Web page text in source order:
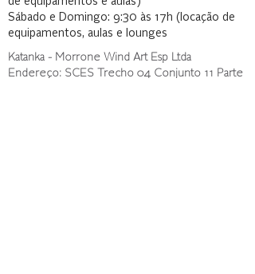
Sábado e Domingo: 9:30 às 17h (locação de
equipamentos, aulas e lounges
Katanka - Morrone Wind Art Esp Ltda
Endereço: SCES Trecho 04 Conjunto 11 Parte